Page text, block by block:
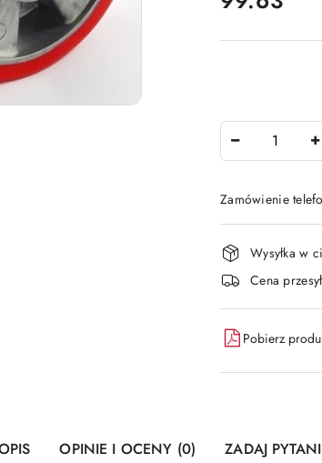
Zamówienie
i
dostawa
Wysyłka w
Cena
Pobierz
OPINIE I OCENY (0) ZADAJ